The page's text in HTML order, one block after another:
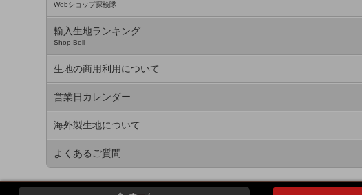
Webショップ探検隊
輸入生地ランキング
Shop Bell
生地の商用利用について
営業日カレンダー
海外製生地について
よくあるご質問